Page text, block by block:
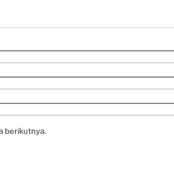
berikutnya.